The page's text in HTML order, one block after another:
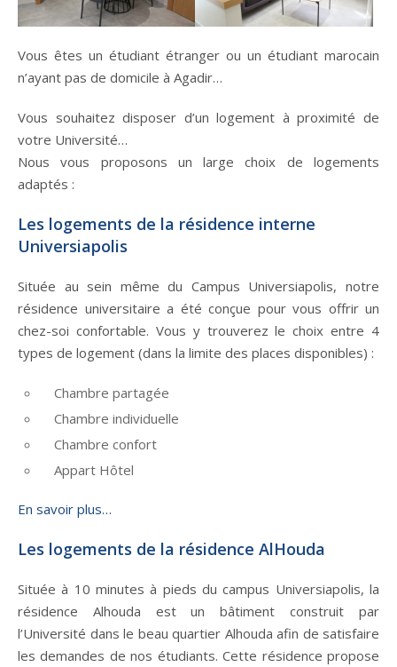
Vous êtes un étudiant étranger ou un étudiant marocain
n’ayant pas de domicile à Agadir…
Vous souhaitez disposer d’un logement à proximité de
votre Université…
Nous vous proposons un large choix de logements
adaptés :
Les logements de la résidence interne
Universiapolis
Située au sein même du Campus Universiapolis, notre
résidence universitaire a été conçue pour vous offrir un
chez-soi confortable. Vous y trouverez le choix entre 4
types de logement (dans la limite des places disponibles) :
Chambre partagée
Chambre individuelle
Chambre confort
Appart Hôtel
En savoir plus…
Les logements de la résidence AlHouda
Située à 10 minutes à pieds du campus Universiapolis, la
résidence Alhouda est un bâtiment construit par
l’Université dans le beau quartier Alhouda afin de satisfaire
les demandes de nos étudiants. Cette résidence propose